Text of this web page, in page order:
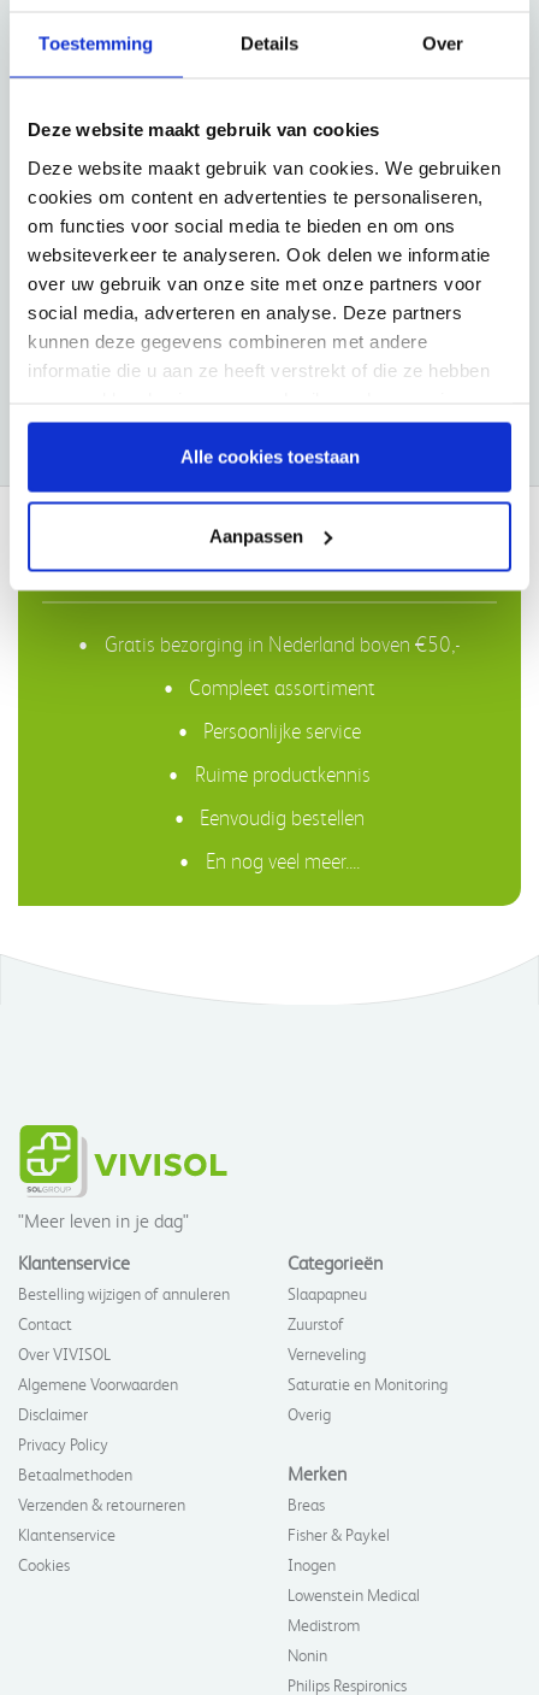
Toestemming Details Over
Deze website maakt gebruik van cookies
Deze website maakt gebruik van cookies. We gebruiken
cookies om content en advertenties te personaliseren,
om functies voor social media te bieden en om ons
websiteverkeer te analyseren. Ook delen we informatie
over uw gebruik van onze site met onze partners voor
social media, adverteren en analyse. Deze partners
kunnen deze gegevens combineren met andere
informatie die u aan ze heeft verstrekt of die ze hebben
Alle cookies toestaan
Aanpassen
CHART Flowpen 0-8 lpm
€54,25
Waarom VIVISOL?
Gratis bezorging in Nederland boven €50,-
Compleet assortiment
Persoonlijke service
Ruime productkennis
Eenvoudig bestellen
En nog veel meer....
"Meer leven in je dag"
Klantenservice
Bestelling wijzigen of annuleren
Contact
Over VIVISOL
Algemene Voorwaarden
Disclaimer
Privacy Policy
Betaalmethoden
Verzenden & retourneren
Klantenservice
Cookies
Categorieën
Slaapapneu
Zuurstof
Verneveling
Saturatie en Monitoring
Overig
Merken
Breas
Fisher & Paykel
Inogen
Lowenstein Medical
Medistrom
Nonin
Philips Respironics